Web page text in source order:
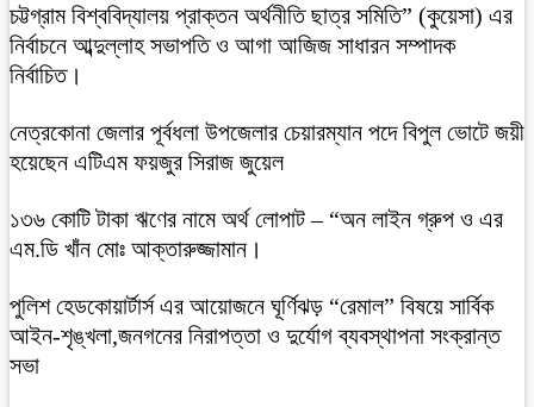
চট্টগ্রাম বিশ্ববিদ্যালয় প্রাক্তন অর্থনীতি ছাত্র সমিতি” (কুয়েসা) এর
নির্বাচনে আব্দুল্লাহ সভাপতি ও আগা আজিজ সাধারন সম্পাদক
নির্বাচিত।
নেত্রকোনা জেলার পূর্বধলা উপজেলার চেয়ারম্যান পদে বিপুল ভোটে জয়ী
হয়েছেন এটিএম ফয়জুর সিরাজ জুয়েল
১৩৬ কোটি টাকা ঋণের নামে অর্থ লোপাট – “অন লাইন গ্রুপ ও এর
এম.ডি খাঁন মোঃ আক্তারুজ্জামান।
পুলিশ হেডকোয়ার্টার্স এর আয়োজনে ঘূর্ণিঝড় “রেমাল” বিষয়ে সার্বিক
আইন-শৃঙ্খলা,জনগনের নিরাপত্তা ও দুর্যোগ ব্যবস্থাপনা সংক্রান্ত
সভা